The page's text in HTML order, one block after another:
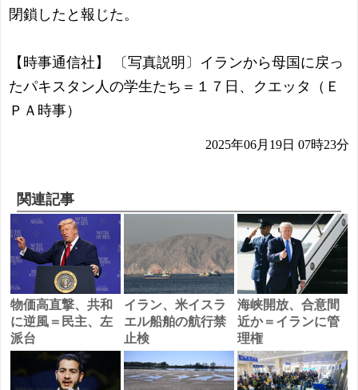
閉鎖したと報じた。
【時事通信社】 〔写真説明〕イランから母国に戻っ
たパキスタン人の学生たち＝１７日、クエッタ（Ｅ
ＰＡ時事）
2025年06月19日 07時23分
関連記事
物価高直撃、共和
に逆風＝民主、左
派台
イラン、米イスラ
エル船舶の航行禁
止検
海峡開放、合意間
近か＝イランに管
理権